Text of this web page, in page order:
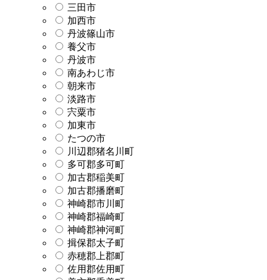
三田市
加西市
丹波篠山市
養父市
丹波市
南あわじ市
朝来市
淡路市
宍粟市
加東市
たつの市
川辺郡猪名川町
多可郡多可町
加古郡稲美町
加古郡播磨町
神崎郡市川町
神崎郡福崎町
神崎郡神河町
揖保郡太子町
赤穂郡上郡町
佐用郡佐用町